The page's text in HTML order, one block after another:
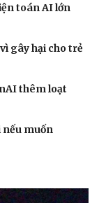
toán AI lớn
gây hại cho trẻ
thêm loạt
muốn